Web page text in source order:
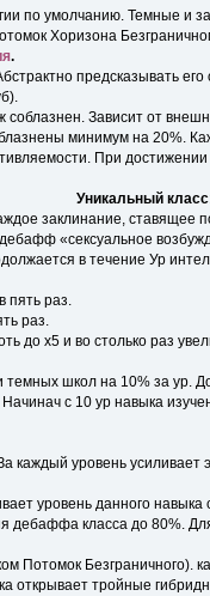
по умолчанию. Темные и
Хоризона
.
предсказывать
Зависит от
минимум на 20%.
При
Уникальный класс
заклинание,
«сексуальное
в течение Ур
пять раз.
раз.
до x5 и во столько раз
школ на 10% за ур.
с 10 ур навыка
каждый уровень
уровень данного
дебаффа класса до 80%.
Потомок Безграничного).
открывает тройные